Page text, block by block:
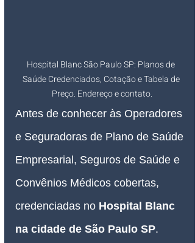
Hospital Blanc São Paulo SP: Planos de
Saúde Credenciados, Cotação e Tabela de
Preço. Endereço e contato.
Antes de conhecer às Operadores
e Seguradoras de Plano de Saúde
Empresarial, Seguros de Saúde e
Convênios Médicos cobertas,
credenciadas no Hospital Blanc
na cidade de São Paulo SP.